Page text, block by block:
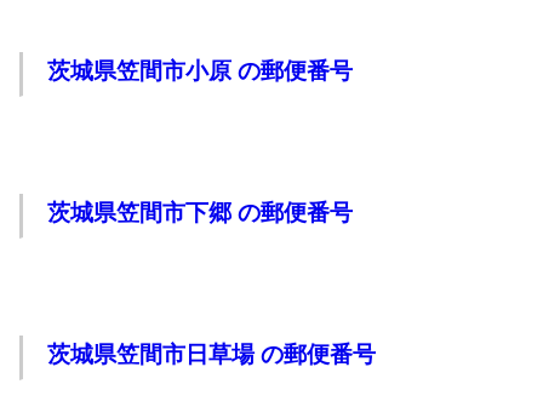
茨城県笠間市小原 の郵便番号
茨城県笠間市下郷 の郵便番号
茨城県笠間市日草場 の郵便番号